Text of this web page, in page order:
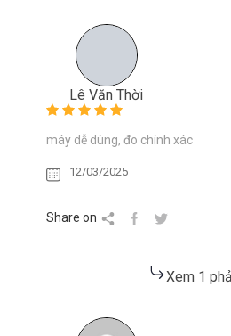
Lê Văn Thời
máy dễ dùng, đo chính xác
12/03/2025
Share on
Xem 1